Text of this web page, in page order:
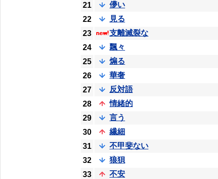
21
儚い
22
見る
23
支離滅裂な
24
飄々
25
煽る
26
華奢
27
反対語
28
情緒的
29
言う
30
繊細
31
不甲斐ない
32
狼狽
33
不安